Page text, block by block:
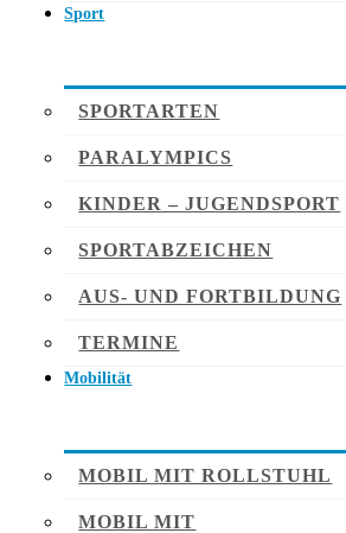
Sport
SPORTARTEN
PARALYMPICS
KINDER – JUGENDSPORT
SPORTABZEICHEN
AUS- UND FORTBILDUNG
TERMINE
Mobilität
MOBIL MIT ROLLSTUHL
MOBIL MIT